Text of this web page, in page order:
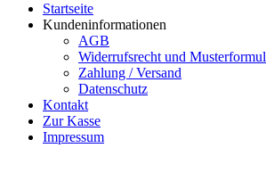
Startseite
Kundeninformationen
AGB
Widerrufsrecht und
Zahlung / Versand
Datenschutz
Kontakt
Zur Kasse
Impressum